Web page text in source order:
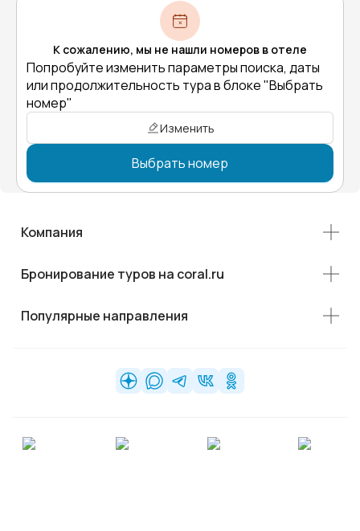
К сожалению, мы не нашли номеров в отеле
Попробуйте изменить параметры поиска, даты
или продолжительность тура в блоке "Выбрать
номер"
Изменить
Выбрать номер
Компания
Бронирование туров на coral.ru
Популярные направления